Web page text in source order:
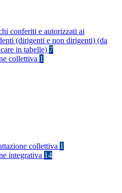
conferiti e autorizzati ai
(dirigenti e non dirigenti) (da
in tabelle) 7
collettiva 1
collettiva 1
integrativa 14